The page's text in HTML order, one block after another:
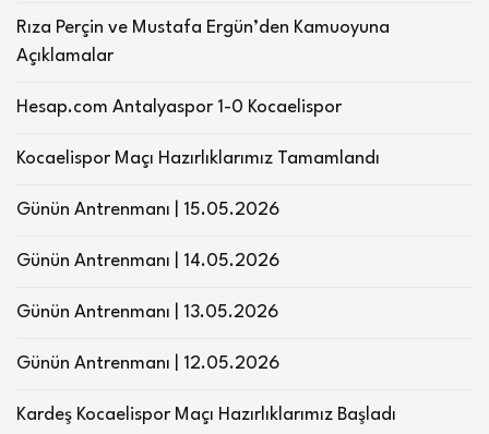
Rıza Perçin ve Mustafa Ergün’den Kamuoyuna
Açıklamalar
Hesap.com Antalyaspor 1-0 Kocaelispor
Kocaelispor Maçı Hazırlıklarımız Tamamlandı
Günün Antrenmanı | 15.05.2026
Günün Antrenmanı | 14.05.2026
Günün Antrenmanı | 13.05.2026
Günün Antrenmanı | 12.05.2026
Kardeş Kocaelispor Maçı Hazırlıklarımız Başladı